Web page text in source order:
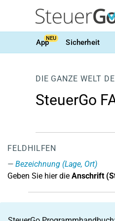
AppNEU Sicherheit
DIE GANZE WELT
SteuerGo
FELDHILFEN
Bezeichnung (Lage, Ort)
Geben Sie hier die Anschrift